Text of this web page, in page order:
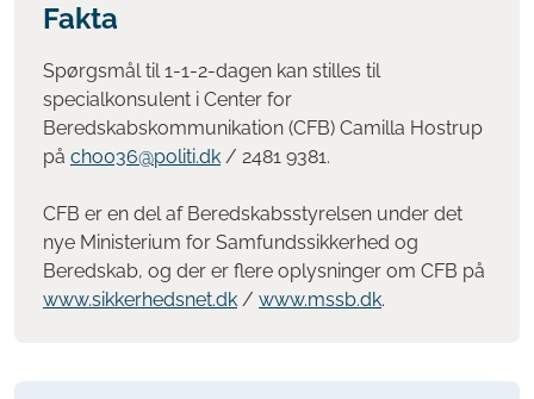
Fakta
Spørgsmål til 1-1-2-dagen kan stilles til
specialkonsulent i Center for
Beredskabskommunikation (CFB) Camilla Hostrup
på cho036@politi.dk / 2481 9381.
CFB er en del af Beredskabsstyrelsen under det
nye Ministerium for Samfundssikkerhed og
Beredskab, og der er flere oplysninger om CFB på
www.sikkerhedsnet.dk / www.mssb.dk.